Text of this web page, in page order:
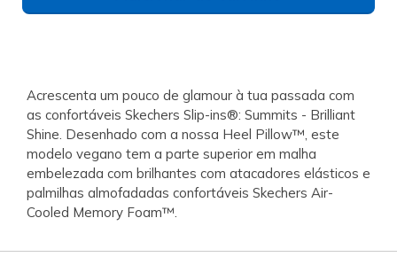
Acrescenta um pouco de glamour à tua passada com
as confortáveis Skechers Slip-ins®: Summits - Brilliant
Shine. Desenhado com a nossa Heel Pillow™, este
modelo vegano tem a parte superior em malha
embelezada com brilhantes com atacadores elásticos e
palmilhas almofadadas confortáveis Skechers Air-
Cooled Memory Foam™.